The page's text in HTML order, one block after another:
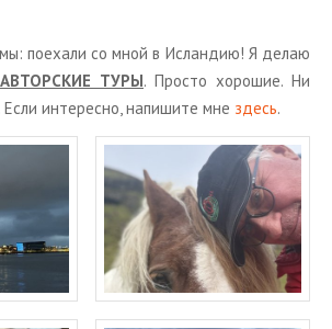
по­еха­ли со мной в Ис­лан­дию! Я делаю
ТУРЫ. Про­сто хо­ро­шие. Ни
Если ин­те­рес­но, на­пи­ши­те мне здесь.